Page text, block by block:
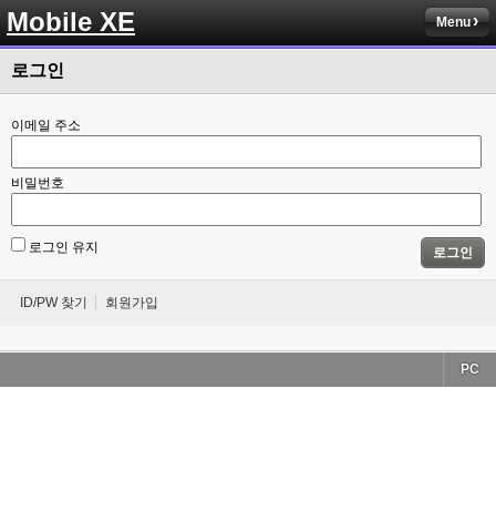
Mobile XE Menu
로그인
이메일 주소
비밀번호
로그인 유지 로그인
ID/PW 찾기 회원가입
PC